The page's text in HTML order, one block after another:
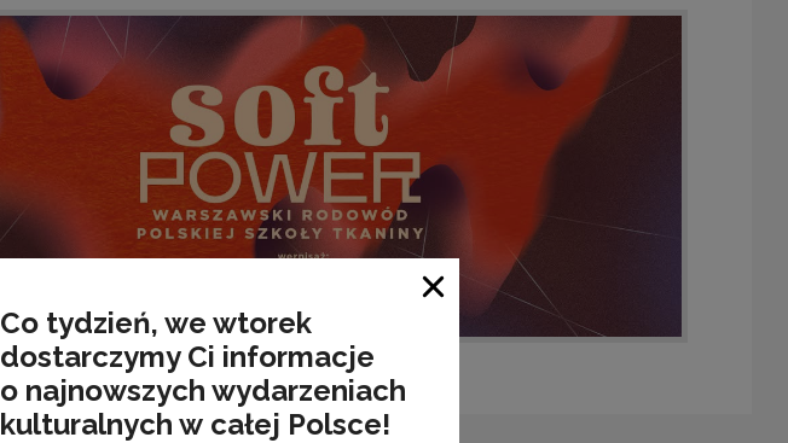
Zamknij okno
Co tydzień, we wtorek
dostarczymy Ci informacje
o najnowszych wydarzeniach
kulturalnych w całej Polsce!